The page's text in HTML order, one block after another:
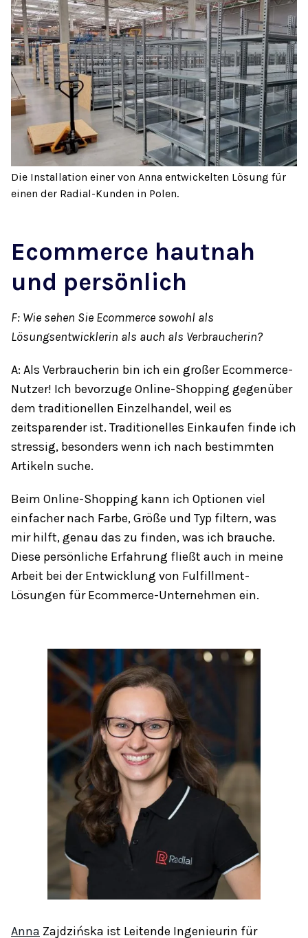
Die Installation einer von Anna entwickelten Lösung für
einen der Radial-Kunden in Polen.
Ecommerce hautnah
und persönlich
F: Wie sehen Sie Ecommerce sowohl als
Lösungsentwicklerin als auch als Verbraucherin?
A: Als Verbraucherin bin ich ein großer Ecommerce-
Nutzer! Ich bevorzuge Online-Shopping gegenüber
dem traditionellen Einzelhandel, weil es
zeitsparender ist. Traditionelles Einkaufen finde ich
stressig, besonders wenn ich nach bestimmten
Artikeln suche.
Beim Online-Shopping kann ich Optionen viel
einfacher nach Farbe, Größe und Typ filtern, was
mir hilft, genau das zu finden, was ich brauche.
Diese persönliche Erfahrung fließt auch in meine
Arbeit bei der Entwicklung von Fulfillment-
Lösungen für Ecommerce-Unternehmen ein.
Anna Zajdzińska ist Leitende Ingenieurin für